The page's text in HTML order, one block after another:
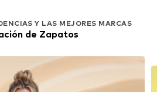
Y LAS MEJORES MARCAS
de Zapatos